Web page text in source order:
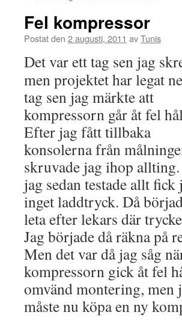
Fel kompressor
Postat den 2 augusti, 2011 avTunis
Det var ett tag sen jag
men projektet har legat
tag sen jag märkte att
kompressorn går åt fel
Efter jag fått tillbaka
konsolerna från
skruvade jag ihop
jag sedan testade allt fick
inget laddtryck. Då
leta efter lekars där
Jag började då räkna på
Men det var då jag såg
kompressorn gick åt fel
omvänd montering, men
måste nu köpa en ny